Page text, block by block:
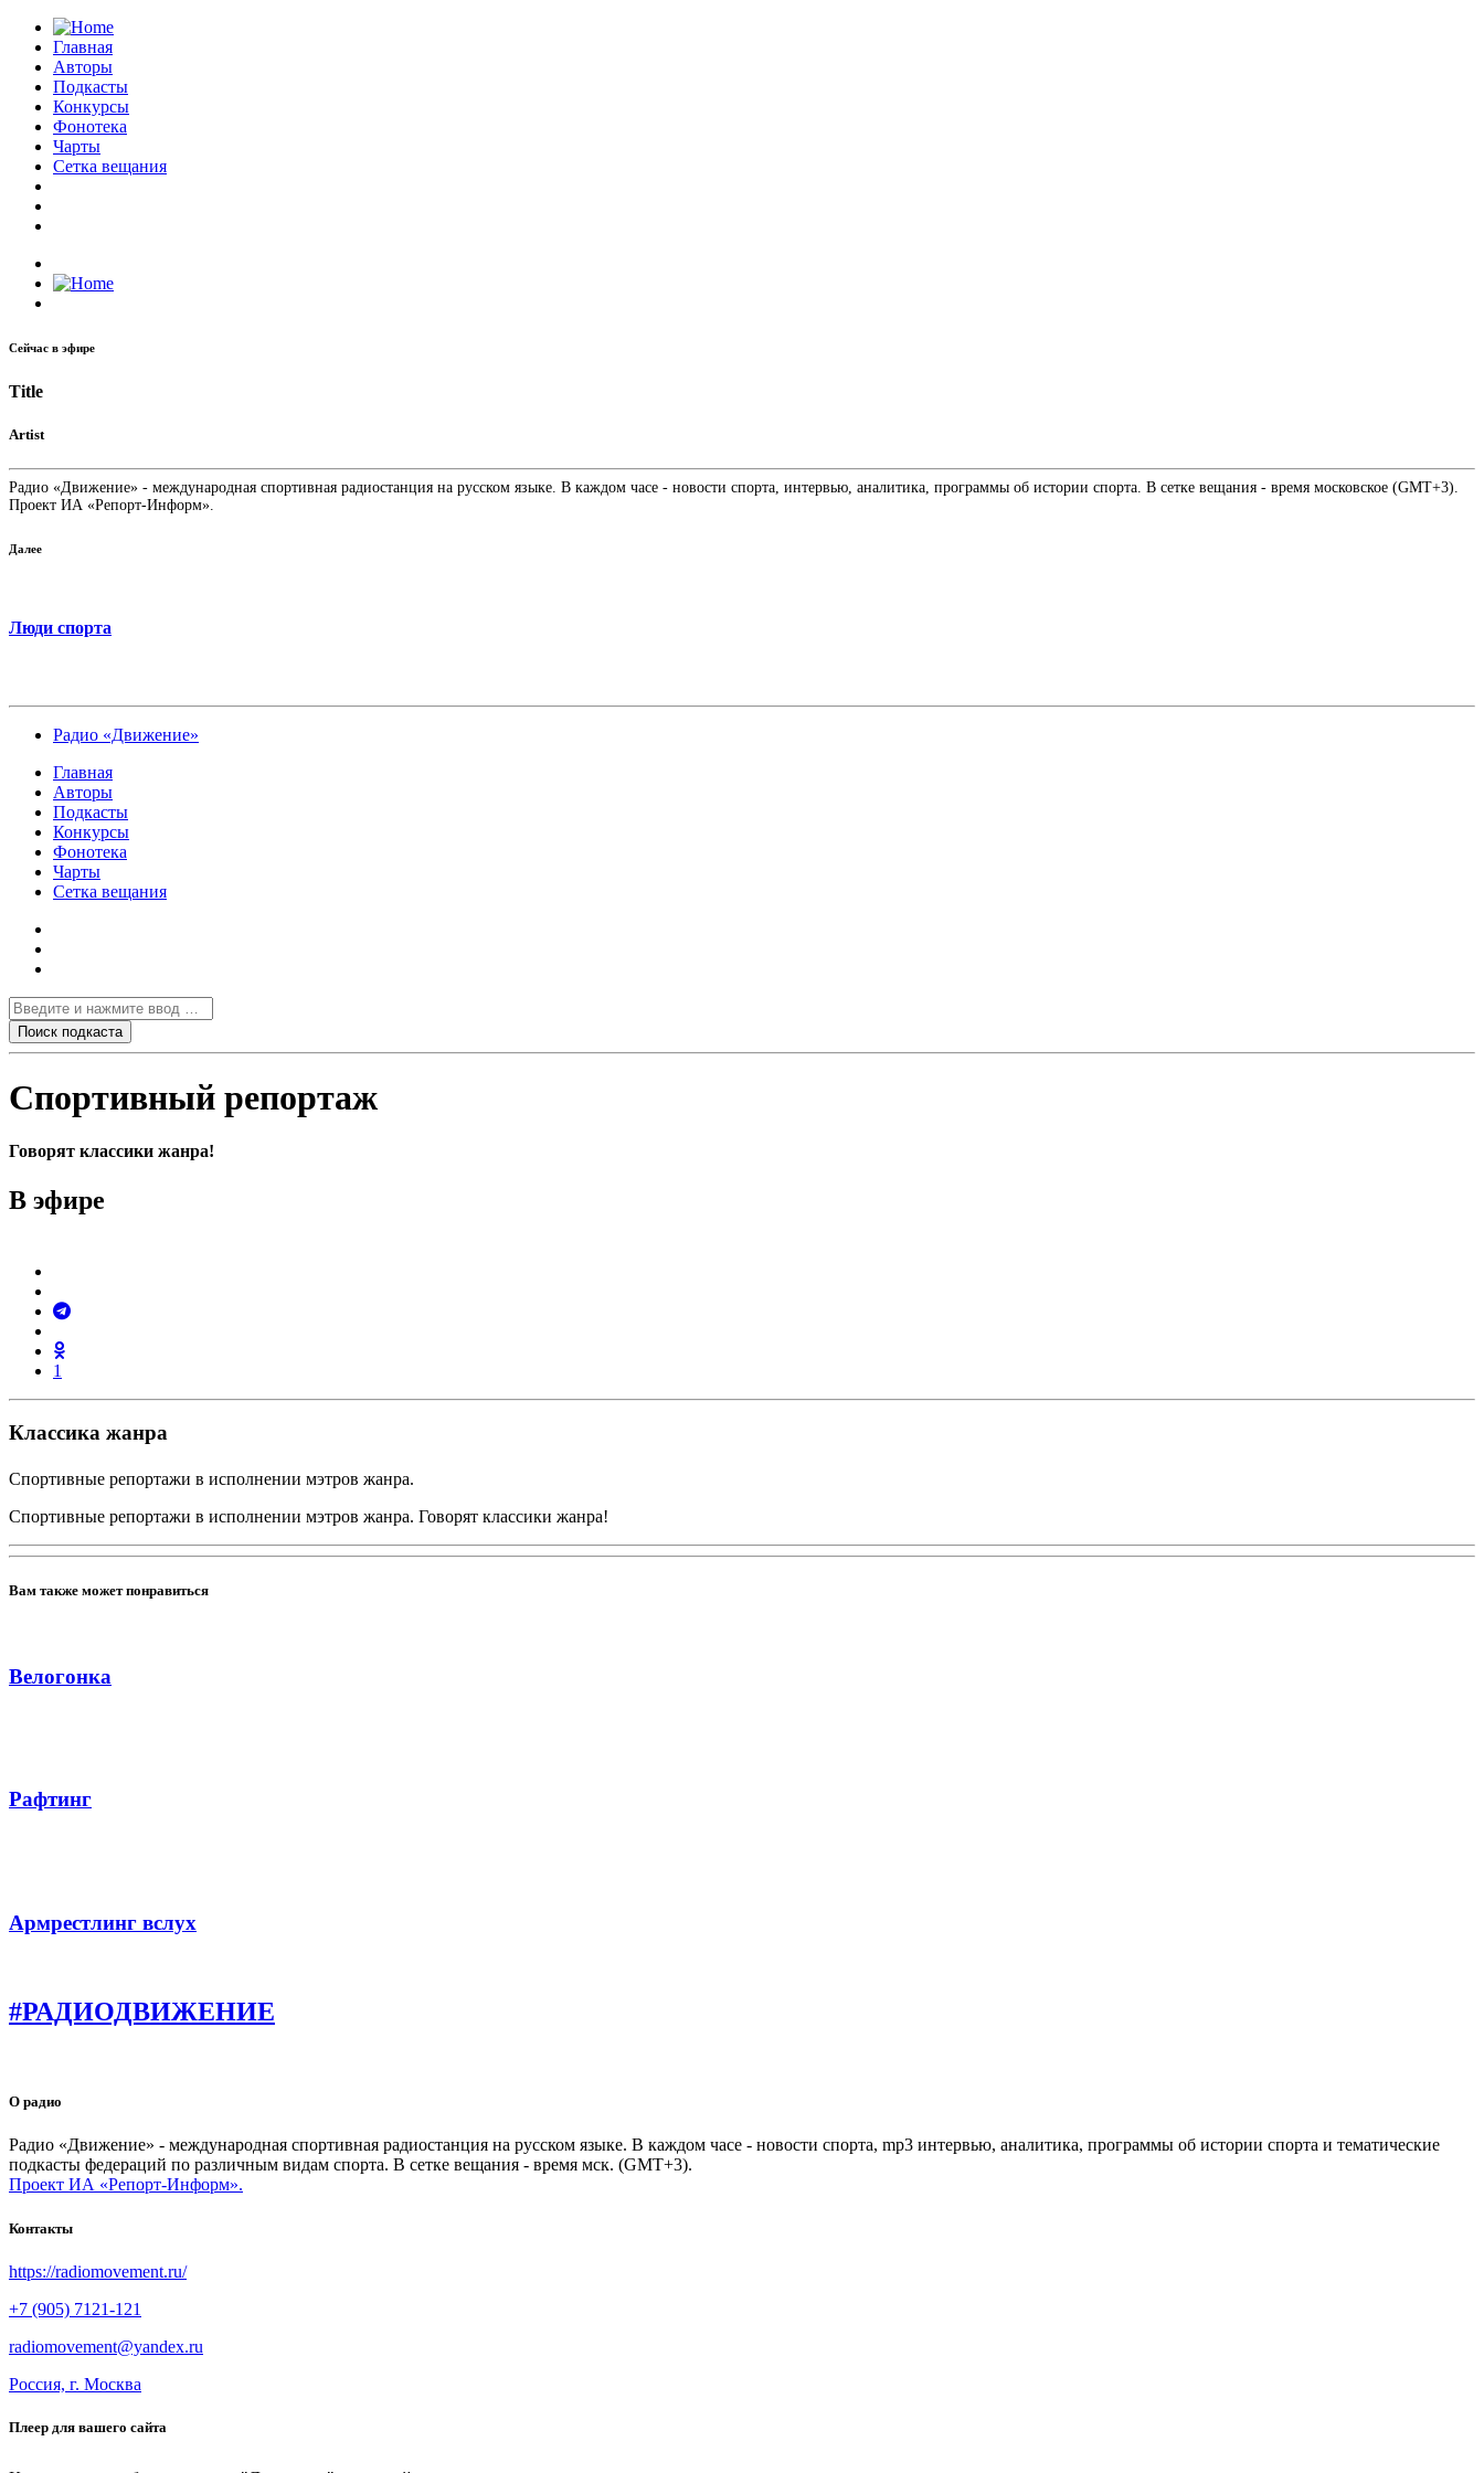
Главная
Авторы
Подкасты
Конкурсы
Фонотека
Чарты
Сетка вещания
Сейчас в эфире
Title
Artist
Радио «Движение» - международная спортивная радиостанция на русском языке. В каждом часе - новости спорта, интервью, аналитика, программы об истории спорта. В сетке вещания - время московское (GMT+3).
Проект ИА «Репорт-Информ».
Далее
Люди спорта
Радио «Движение»
Главная
Авторы
Подкасты
Конкурсы
Фонотека
Чарты
Сетка вещания
Спортивный репортаж
Говорят классики жанра!
В эфире
1
Классика жанра
Спортивные репортажи в исполнении мэтров жанра.
Спортивные репортажи в исполнении мэтров жанра. Говорят классики жанра!
Вам также может понравиться
Велогонка
Рафтинг
Армрестлинг вслух
#РАДИОДВИЖЕНИЕ
О радио
Радио «Движение» - международная спортивная радиостанция на русском языке. В каждом часе - новости спорта, mp3 интервью, аналитика, программы об истории спорта и тематические
подкасты федераций по различным видам спорта. В сетке вещания - время мск. (GMT+3).
Проект ИА «Репорт-Информ».
Контакты
https://radiomovement.ru/
+7 (905) 7121-121
radiomovement@yandex.ru
Россия, г. Москва
Плеер для вашего сайта